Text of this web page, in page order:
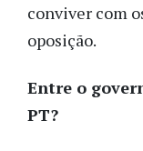
conviver com
oposição.
Entre o
PT?